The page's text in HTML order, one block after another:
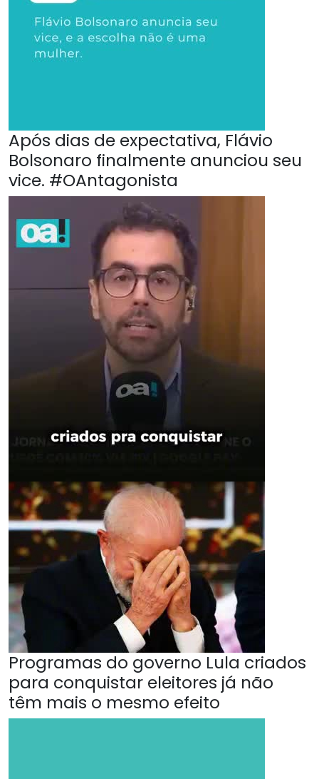
Após dias de expectativa, Flávio
Bolsonaro finalmente anunciou seu
vice. #OAntagonista
Programas do governo Lula criados
para conquistar eleitores já não
têm mais o mesmo efeito